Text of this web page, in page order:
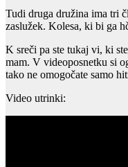
Tudi druga družina ima tri
zaslužek. Kolesa, ki bi ga
K sreči pa ste tukaj vi, ki
mam. V videoposnetku si
tako ne omogočate samo
Video utrinki: